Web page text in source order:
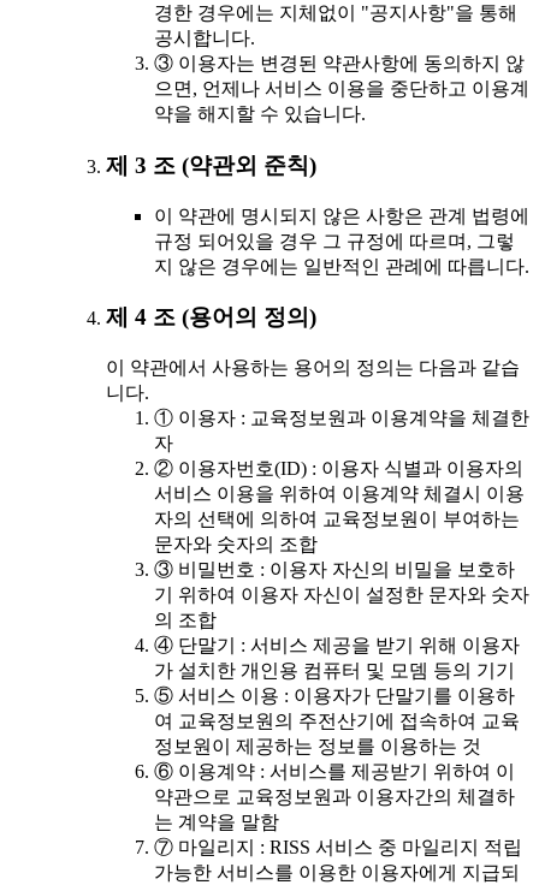
경한 경우에는 지체없이 "공지사항"을 통해
공시합니다.
③ 이용자는 변경된 약관사항에 동의하지 않
으면, 언제나 서비스 이용을 중단하고 이용계
약을 해지할 수 있습니다.
제 3 조 (약관외 준칙)
이 약관에 명시되지 않은 사항은 관계 법령에
규정 되어있을 경우 그 규정에 따르며, 그렇
지 않은 경우에는 일반적인 관례에 따릅니다.
제 4 조 (용어의 정의)
이 약관에서 사용하는 용어의 정의는 다음과 같습
니다.
① 이용자 : 교육정보원과 이용계약을 체결한
자
② 이용자번호(ID) : 이용자 식별과 이용자의
서비스 이용을 위하여 이용계약 체결시 이용
자의 선택에 의하여 교육정보원이 부여하는
문자와 숫자의 조합
③ 비밀번호 : 이용자 자신의 비밀을 보호하
기 위하여 이용자 자신이 설정한 문자와 숫자
의 조합
④ 단말기 : 서비스 제공을 받기 위해 이용자
가 설치한 개인용 컴퓨터 및 모뎀 등의 기기
⑤ 서비스 이용 : 이용자가 단말기를 이용하
여 교육정보원의 주전산기에 접속하여 교육
정보원이 제공하는 정보를 이용하는 것
⑥ 이용계약 : 서비스를 제공받기 위하여 이
약관으로 교육정보원과 이용자간의 체결하
는 계약을 말함
⑦ 마일리지 : RISS 서비스 중 마일리지 적립
가능한 서비스를 이용한 이용자에게 지급되